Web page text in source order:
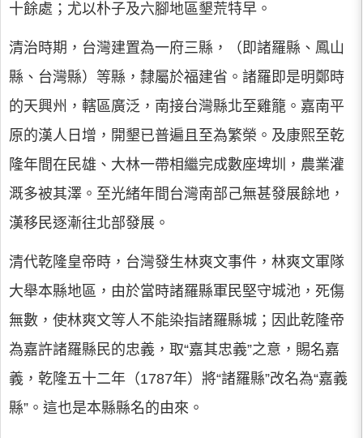
十餘處；尤以朴子及六腳地區墾荒特早。
清治時期，台灣建置為一府三縣，（即諸羅縣、鳳山
縣、台灣縣）等縣，隸屬於福建省。諸羅即是明鄭時
的天興州，轄區廣泛，南接台灣縣北至雞籠。嘉南平
原的漢人日增，開墾已普遍且至為繁榮。及康熙至乾
隆年間在民雄、大林一帶相繼完成數座埤圳，農業灌
溉多被其澤。至光緒年間台灣南部己無甚發展餘地，
漢移民逐漸往北部發展。
清代乾隆皇帝時，台灣發生林爽文事件，林爽文軍隊
大舉本縣地區，由於當時諸羅縣軍民堅守城池，死傷
無數，使林爽文等人不能染指諸羅縣城；因此乾隆帝
為嘉許諸羅縣民的忠義，取“嘉其忠義”之意，賜名嘉
義，乾隆五十二年（1787年）將“諸羅縣”改名為“嘉義
縣”。這也是本縣縣名的由來。